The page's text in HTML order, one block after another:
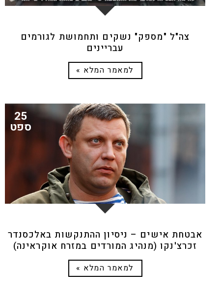
צה"ל "מספק" נשקים ותחמושת לגורמים
עבריינים
למאמר המלא »
אבטחת אישים – ניסיון ההתנקשות באלכסנדר
זכרצ'נקו (מנהיג המורדים במזרח אוקראינה)
25
ספט
למאמר המלא »